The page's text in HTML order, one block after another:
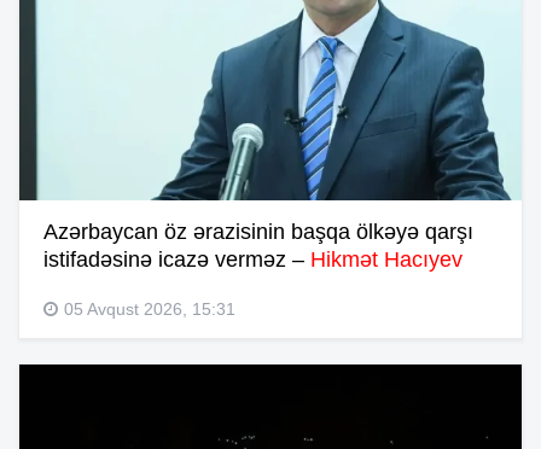
Azərbaycan öz ərazisinin başqa ölkəyə qarşı
istifadəsinə icazə verməz – Hikmət Hacıyev
05 Avqust 2026, 15:31